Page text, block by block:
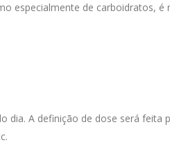
especialmente de carboidratos,
A definição de dose será feita